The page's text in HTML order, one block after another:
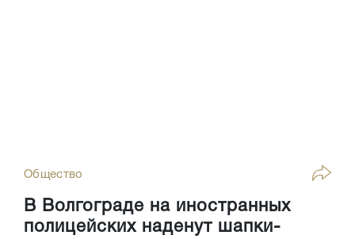
Общество
В Волгограде на иностранных
полицейских наденут шапки-